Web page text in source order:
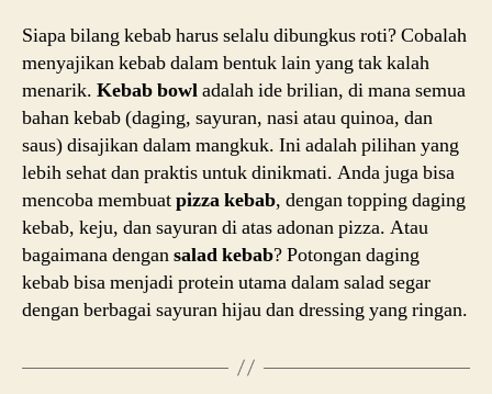
Siapa bilang kebab harus selalu dibungkus roti? Cobalah
menyajikan kebab dalam bentuk lain yang tak kalah
menarik. Kebab bowladalah ide brilian, di mana semua
bahan kebab (daging, sayuran, nasi atau quinoa, dan
saus) disajikan dalam mangkuk. Ini adalah pilihan yang
lebih sehat dan praktis untuk dinikmati. Anda juga bisa
mencoba membuatpizza kebab, dengan topping daging
kebab, keju, dan sayuran di atas adonan pizza. Atau
bagaimana dengansalad kebab? Potongan daging
kebab bisa menjadi protein utama dalam salad segar
dengan berbagai sayuran hijau dan dressing yang ringan.